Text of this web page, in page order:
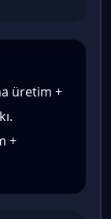
üretim +
+